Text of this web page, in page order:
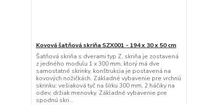
Kovová šatňová skriňa SZX001 - 194 x 30 x 50 cm
Šatňová skriňa s dverami typ Z, skriňa je zostavená
z jedného modulu 1 x 300 mm, ktorý má dve
samostatné skrinky, konštrukcia je postavená na
kovových nožičkách. Základné vybavenie pre vrchnú
skrinku: vešiaková tyč na šírku 300 mm, 2 háčiky na
odev, držiak menovky. Základné vybavenie pre
spodnú skri...